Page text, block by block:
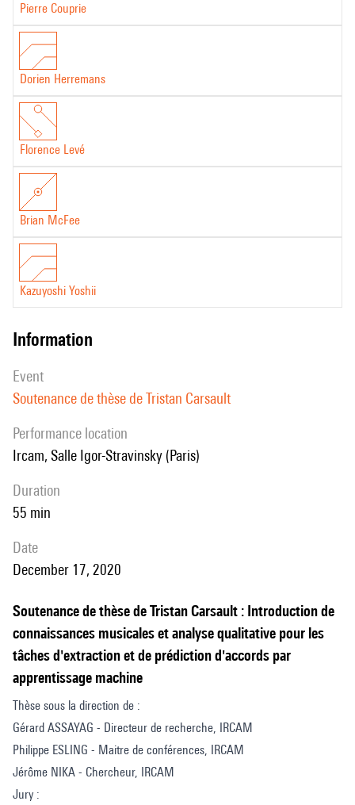
Pierre Couprie
Dorien Herremans
Florence Levé
Brian McFee
Kazuyoshi Yoshii
information
event
Soutenance de thèse de Tristan Carsault
performance location
Ircam, Salle Igor-Stravinsky (Paris)
duration
55 min
date
December 17, 2020
Soutenance de thèse de Tristan Carsault : Introduction de
connaissances musicales et analyse qualitative pour les
tâches d'extraction et de prédiction d'accords par
apprentissage machine
Thèse sous la direction de :
Gérard ASSAYAG - Directeur de recherche, IRCAM
Philippe ESLING - Maitre de conférences, IRCAM
Jérôme NIKA - Chercheur, IRCAM
Jury :